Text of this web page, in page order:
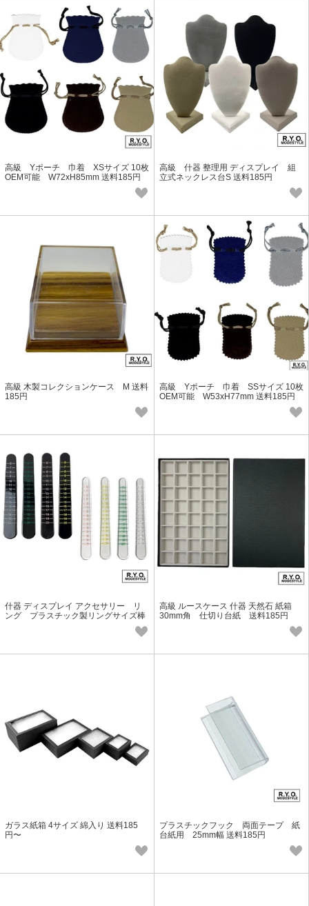
高級 Yポーチ 巾着 XSサイズ 10枚
OEM可能 W72xH85mm 送料185円
高級 什器 整理用 ディスプレイ 組
立式ネックレス台S 送料185円
高級 木製コレクションケース M 送料
185円
高級 Yポーチ 巾着 SSサイズ 10枚
OEM可能 W53xH77mm 送料185円
什器 ディスプレイ アクセサリー リ
ング プラスチック製リングサイズ棒
高級 ルースケース 什器 天然石 紙箱
30mm角 仕切り台紙 送料185円
ガラス紙箱 4サイズ 綿入り 送料185
円〜
プラスチックフック 両面テープ 紙
台紙用 25mm幅 送料185円